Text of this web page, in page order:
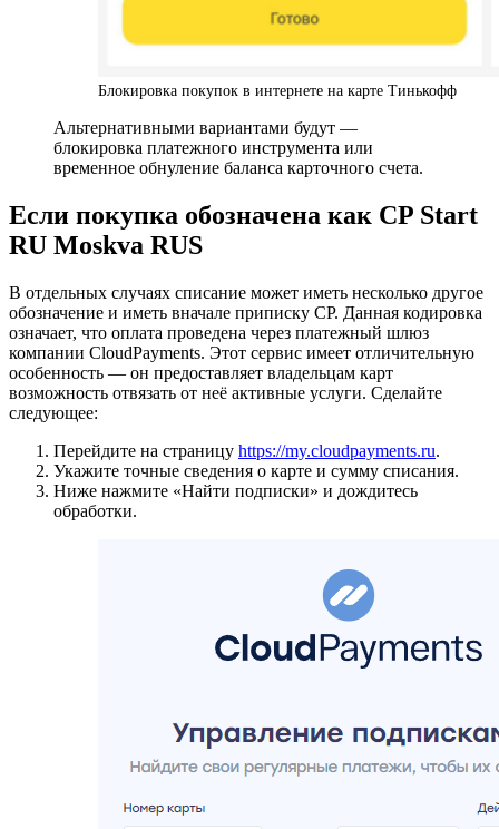
Блокировка покупок в интернете на карте Тинькофф
Альтернативными вариантами будут —
блокировка платежного инструмента или
временное обнуление баланса карточного счета.
Если покупка обозначена как CP Start
RU Moskva RUS
В отдельных случаях списание может иметь несколько другое
обозначение и иметь вначале приписку CP. Данная кодировка
означает, что оплата проведена через платежный шлюз
компании CloudPayments. Этот сервис имеет отличительную
особенность — он предоставляет владельцам карт
возможность отвязать от неё активные услуги. Сделайте
следующее:
Перейдите на страницу https://my.cloudpayments.ru.
Укажите точные сведения о карте и сумму списания.
Ниже нажмите «Найти подписки» и дождитесь
обработки.